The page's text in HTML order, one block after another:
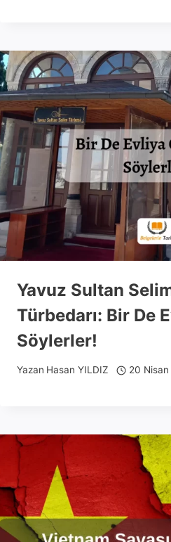
Yavuz Sultan Selim
Türbedarı: Bir De
Söylerler!
Yazan Hasan YILDIZ 20